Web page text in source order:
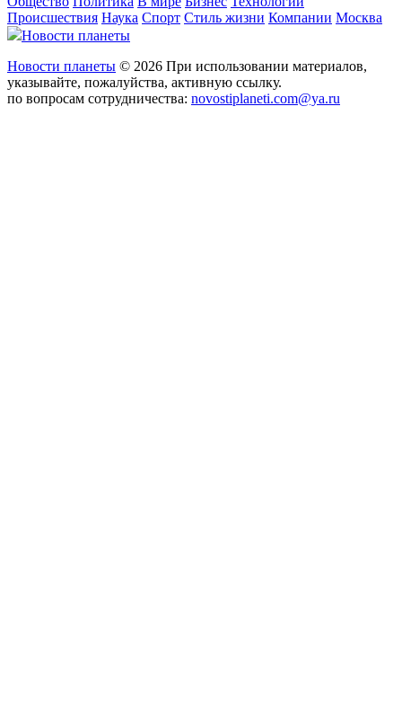
Происшествия Наука Спорт Стиль жизни Компании Москва
Новости планеты
Новости планеты © 2026 При использовании материалов,
указывайте, пожалуйства, активную ссылку.
по вопросам сотрудничества: novostiplaneti.com@ya.ru